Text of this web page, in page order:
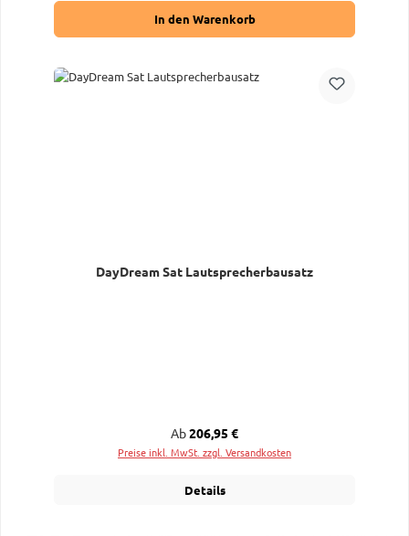
In den Warenkorb
DayDream Sat Lautsprecherbausatz
Regulärer Preis:
Ab206,95 €
Preise inkl. MwSt. zzgl. Versandkosten
Details